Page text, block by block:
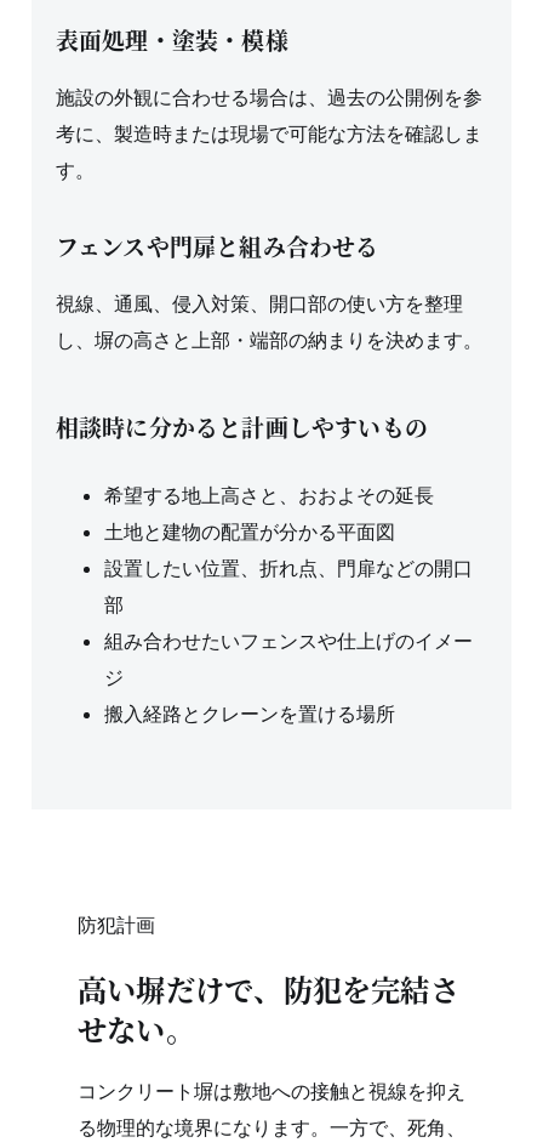
表面処理・塗装・模様
施設の外観に合わせる場合は、過去の公開例を参
考に、製造時または現場で可能な方法を確認しま
す。
フェンスや門扉と組み合わせる
視線、通風、侵入対策、開口部の使い方を整理
し、塀の高さと上部・端部の納まりを決めます。
相談時に分かると計画しやすいもの
希望する地上高さと、おおよその延長
土地と建物の配置が分かる平面図
設置したい位置、折れ点、門扉などの開口
部
組み合わせたいフェンスや仕上げのイメー
ジ
搬入経路とクレーンを置ける場所
防犯計画
高い塀だけで、防犯を完結さ
せない。
コンクリート塀は敷地への接触と視線を抑え
る物理的な境界になります。一方で、死角、